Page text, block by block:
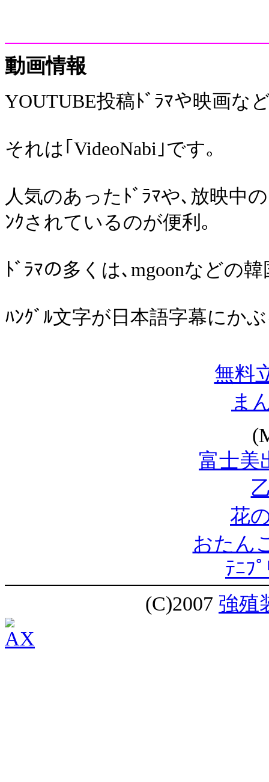
動画情報
YOUTUBE投稿ﾄﾞﾗﾏや映画な
それは｢VideoNabi｣です｡
人気のあったﾄﾞﾗﾏや､放映中
ﾝｸされているのが便利｡
ﾄﾞﾗﾏの多くは､mgoonなどの
ﾊﾝｸﾞﾙ文字が日本語字幕にか
無料
ま
富士美
花
おたん
ﾃﾆﾌ
(C)2007 強殖